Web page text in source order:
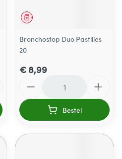
Geneesmiddel
Bronchostop Duo Pastilles
20
€ 8,99
Bestel